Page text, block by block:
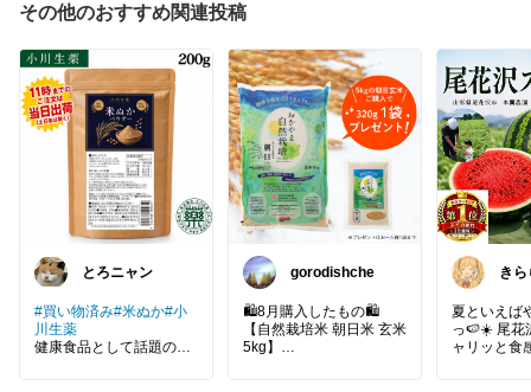
その他のおすすめ関連投稿
とろニャン
#買い物済み#米ぬか#小
川生薬
健康食品として話題の
gorodishche
🛍️8月購入したもの🛍️
【自然栽培米 朝日米 玄米
5kg】
き
夏といえば
っ🍉☀️ 尾花
ャリッと食